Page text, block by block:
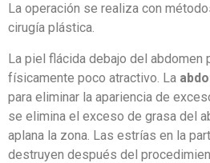
La operación se realiza con
cirugía plástica.
La piel flácida debajo del abdomen
físicamente poco atractivo. La
para eliminar la apariencia de
se elimina el exceso de grasa del
aplana la zona. Las estrías en la
destruyen después del